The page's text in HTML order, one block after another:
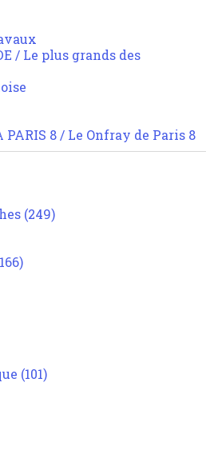
/ Le plus grands des
PARIS 8 / Le Onfray de Paris 8
(249)
(101)